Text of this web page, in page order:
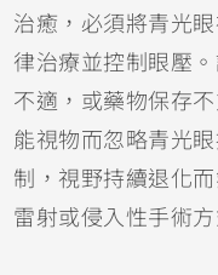
治癒，必須將青光
律治療並控制眼壓
不適，或藥物保存
能視物而忽略青光
制，視野持續退化
雷射或侵入性手術